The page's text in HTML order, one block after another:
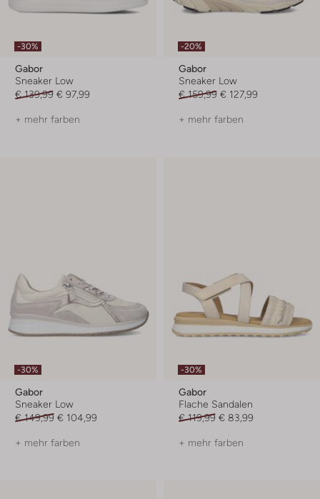
-30%
Gabor
Sneaker Low
€ 139,99 € 97,99
+ mehr farben
-20%
Gabor
Sneaker Low
€ 159,99 € 127,99
+ mehr farben
-30%
Gabor
Sneaker Low
€ 149,99 € 104,99
+ mehr farben
-30%
Gabor
Flache Sandalen
€ 119,99 € 83,99
+ mehr farben